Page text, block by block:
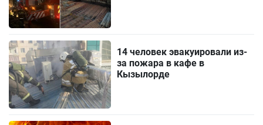
14 человек эвакуировали из-
за пожара в кафе в
Кызылорде